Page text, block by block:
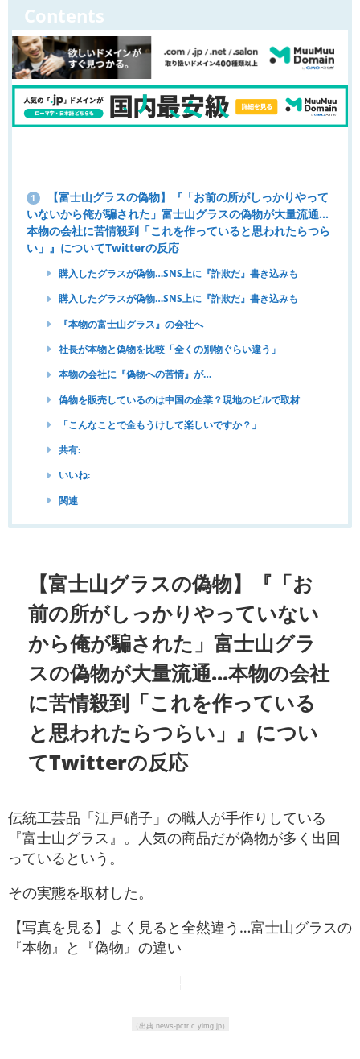
Contents
1
【富士山グラスの偽物】『「お前の所がしっかりやって
いないから俺が騙された」富士山グラスの偽物が大量流通...
本物の会社に苦情殺到「これを作っていると思われたらつら
い」』についてTwitterの反応
購入したグラスが偽物…SNS上に『詐欺だ』書き込みも
購入したグラスが偽物…SNS上に『詐欺だ』書き込みも
『本物の富士山グラス』の会社へ
社長が本物と偽物を比較「全くの別物ぐらい違う」
本物の会社に『偽物への苦情』が…
偽物を販売しているのは中国の企業？現地のビルで取材
「こんなことで金もうけして楽しいですか？」
共有:
いいね:
関連
【富士山グラスの偽物】『「お
前の所がしっかりやっていない
から俺が騙された」富士山グラ
スの偽物が大量流通...本物の会社
に苦情殺到「これを作っている
と思われたらつらい」』につい
てTwitterの反応
伝統工芸品「江戸硝子」の職人が手作りしている
『富士山グラス』。人気の商品だが偽物が多く出回
っているという。
その実態を取材した。
【写真を見る】よく見ると全然違う…富士山グラスの
『本物』と『偽物』の違い
（出典 news-pctr.c.yimg.jp）